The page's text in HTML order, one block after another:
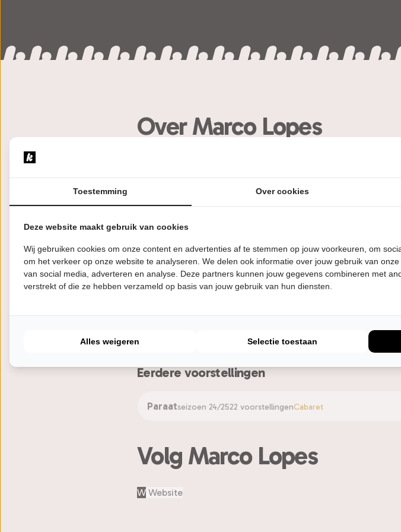
Over Marco Lopes
Afgelopen sinterklaas was gek! Herres gezet op social
Sterker nog ik kom op 5 december naar jullie toe en ik
oulleh? Pakjesavond zal nooit meer hetzelfde zijn. Je
zakken vol cadeau’s, verse pepernoten en zwart geld.
Als je denkt wajow, daar wil ik bij zijn, stop met lezen en
doekoe, trek izjen gekke patta’s aan en ik zie je 5
Eerdere voorstellingen
Paraatseizoen 24/2522 voorstellingenCabaret
Volg Marco Lopes
W Website
Toestemming Over cookies
Deze website maakt gebruik van cookies
Wij gebruiken cookies om onze content en advertenties af te stemmen op jouw voorkeuren, om
om het verkeer op onze website te analyseren. We delen ook informatie over jouw gebruik van
van social media, adverteren en analyse. Deze partners kunnen jouw gegevens combineren met
verstrekt of die ze hebben verzameld op basis van jouw gebruik van hun diensten.
Alles weigeren Selectie toestaan